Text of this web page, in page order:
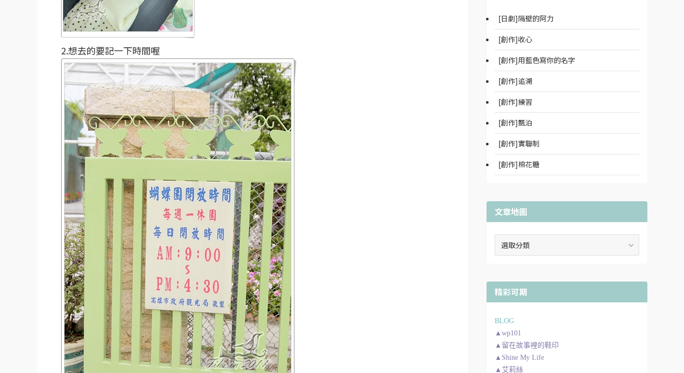
2.想去的要記一下時間喔
[日劇]隔壁的阿力
[創作]收心
[創作]用藍色寫你的名字
[創作]追溯
[創作]練習
[創作]飄泊
[創作]實聯制
[創作]棉花糖
文章地圖
精彩可期
BLOG
▲wp101
▲留在故事裡的鞋印
▲Shine My Life
▲艾莉絲